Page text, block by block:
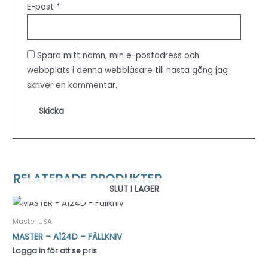
E-post *
Spara mitt namn, min e-postadress och
webbplats i denna webbläsare till nästa gång jag
skriver en kommentar.
RELATERADE PRODUKTER
SLUT I LAGER
Master USA
MASTER – A124D – FÄLLKNIV
Logga in för att se pris